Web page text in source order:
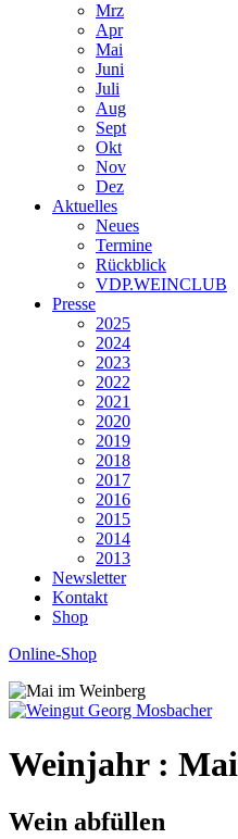
Mrz
Apr
Mai
Juni
Juli
Aug
Sept
Okt
Nov
Dez
Aktuelles
Neues
Termine
Rückblick
VDP.WEINCLUB
Presse
2025
2024
2023
2022
2021
2020
2019
2018
2017
2016
2015
2014
2013
Newsletter
Kontakt
Shop
Online-Shop
Weinjahr : Mai
Wein abfüllen